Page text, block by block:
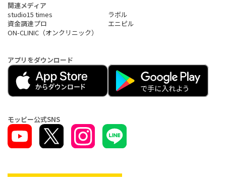
関連メディア
studio15 times
ラボル
資金調達プロ
エニピル
ON-CLINIC（オンクリニック）
アプリをダウンロード
モッピー公式SNS